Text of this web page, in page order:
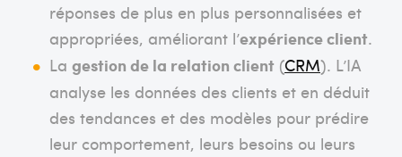
réponses de plus en plus personnalisées et
appropriées, améliorant l’expérience client.
La gestion de la relation client (CRM). L’IA
analyse les données des clients et en déduit
des tendances et des modèles pour prédire
leur comportement, leurs besoins ou leurs